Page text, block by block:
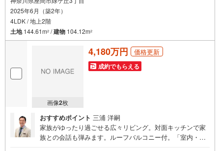
2025年6月（築2年）
4LDK / 地上2階
土地144.61m2 /建物 104.12m2
画像2枚
4,180万円 価格更新
成約でもらえる
おすすめポイント 三浦 洋嗣
家族がゆったり過ごせる広々リビング。対面キッチンで家
族との会話も弾みます。ルーフバルコニー付。「室内・現